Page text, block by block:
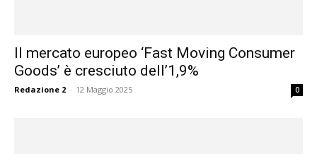
Il mercato europeo ‘Fast Moving Consumer
Goods’ è cresciuto dell’1,9%
Redazione 2 - 12 Maggio 2025 0